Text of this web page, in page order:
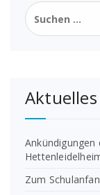
Suchen
nach:
Aktuelles
Zum